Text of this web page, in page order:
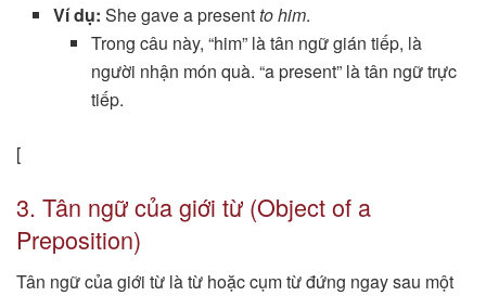
Ví dụ: She gave a presentto him.
Trong câu này, “him” là tân ngữ gián tiếp, là
người nhận món quà. “a present” là tân ngữ trực
tiếp.
[
3. Tân ngữ của giới từ (Object of a
Preposition)
Tân ngữ của giới từ là từ hoặc cụm từ đứng ngay sau một